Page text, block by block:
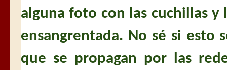
alguna foto con las cuchillas
ensangrentada. No sé si esto
que se propagan por las